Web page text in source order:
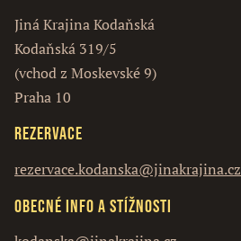
Jiná Krajina Kodaňská
Kodaňská 319/5
(vchod z Moskevské 9)
Praha 10
Rezervace
rezervace.kodanska@jinakrajina.cz
Obecné info a stížnosti